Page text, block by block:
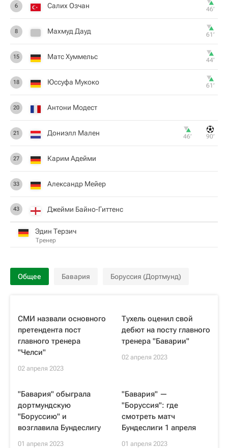
6 Салих Озчан 46‎’‎
8 Махмуд Дауд 61‎’‎
15 Матс Хуммельс 44‎’‎
18 Юссуфа Мукоко 61‎’‎
20 Антони Модест
21 Дониэлл Мален 46‎’‎ 90‎’‎
27 Карим Адейми
33 Александр Мейер
43 Джейми Байно-Гиттенс
Эдин Терзич
Тренер
Общее Бавария Боруссия (Дортмунд)
СМИ назвали основного
претендента пост
главного тренера
"Челси"
02 апреля 2023
Тухель оценил свой
дебют на посту главного
тренера "Баварии"
02 апреля 2023
"Бавария" обыграла
дортмундскую
"Боруссию" и
возглавила Бундеслигу
01 апреля 2023
"Бавария" —
"Боруссия": где
смотреть матч
Бундеслиги 1 апреля
01 апреля 2023